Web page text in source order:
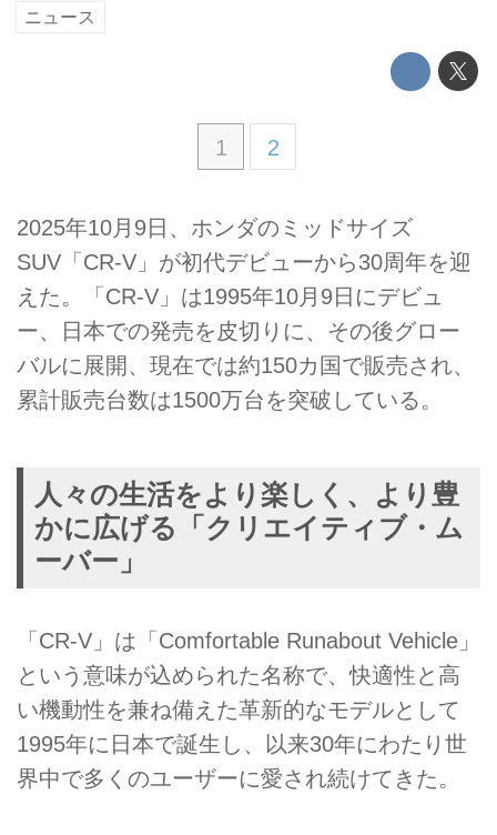
ニュース
1 2
2025年10月9日、ホンダのミッドサイズ
SUV「CR-V」が初代デビューから30周年を迎
えた。「CR-V」は1995年10月9日にデビュ
ー、日本での発売を皮切りに、その後グロー
バルに展開、現在では約150カ国で販売され、
累計販売台数は1500万台を突破している。
人々の生活をより楽しく、より豊
かに広げる「クリエイティブ・ム
ーバー」
「CR-V」は「Comfortable Runabout Vehicle」
という意味が込められた名称で、快適性と高
い機動性を兼ね備えた革新的なモデルとして
1995年に日本で誕生し、以来30年にわたり世
界中で多くのユーザーに愛され続けてきた。